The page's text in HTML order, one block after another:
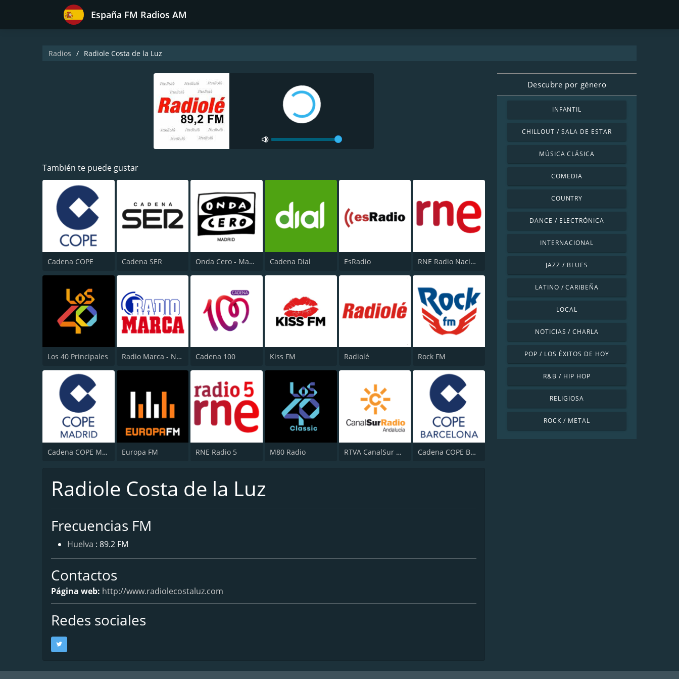
España FM Radios AM
Radios Radiole Costa de la Luz
También te puede gustar
Cadena COPE Cadena SER Onda Cero - Madrid Cadena Dial EsRadio RNE Radio Nacional (Radio 1)
Los 40 Principales Radio Marca - Nacional Cadena 100 Kiss FM Radiolé Rock FM
Cadena COPE Madrid Europa FM RNE Radio 5 M80 Radio RTVA CanalSur Radio Cadena COPE Barcelona
Radiole Costa de la Luz
Frecuencias FM
Huelva : 89.2 FM
Contactos
Página web: http://www.radiolecostaluz.com
Redes sociales
Descubre por género
INFANTIL
CHILLOUT / SALA DE ESTAR
MÚSICA CLÁSICA
COMEDIA
COUNTRY
DANCE / ELECTRÓNICA
INTERNACIONAL
JAZZ / BLUES
LATINO / CARIBEÑA
LOCAL
NOTICIAS / CHARLA
POP / LOS ÉXITOS DE HOY
R&B / HIP HOP
RELIGIOSA
ROCK / METAL